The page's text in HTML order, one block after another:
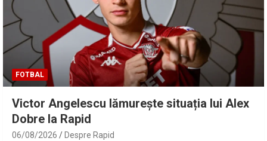
FOTBAL
Victor Angelescu lămurește situația lui Alex
Dobre la Rapid
06/08/2026 Despre Rapid